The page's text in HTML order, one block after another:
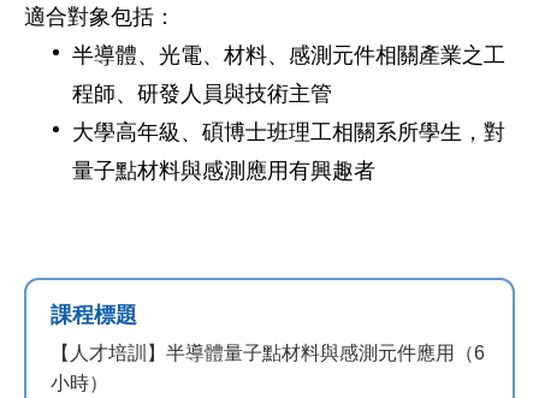
適合對象包括：
半導體、光電、材料、感測元件相關產業之工
程師、研發人員與技術主管
大學高年級、碩博士班理工相關系所學生，對
量子點材料與感測應用有興趣者
課程標題
【人才培訓】半導體量子點材料與感測元件應用（6
小時）